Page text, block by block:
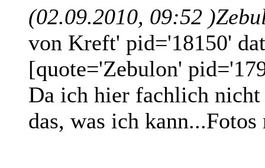
(02.09.2010, 09:52 )
von Kreft' pid='18150'
[quote='Zebulon'
Da ich hier fachlich
das, was ich